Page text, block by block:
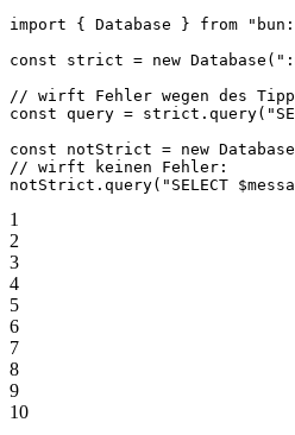
import { Database } from
const strict = new Database (
// wirft Fehler wegen des
const query = strict. query(
const notStrict = new Database
// wirft keinen Fehler:
notStrict. query( "SELECT
1
2
3
4
5
6
7
8
9
10